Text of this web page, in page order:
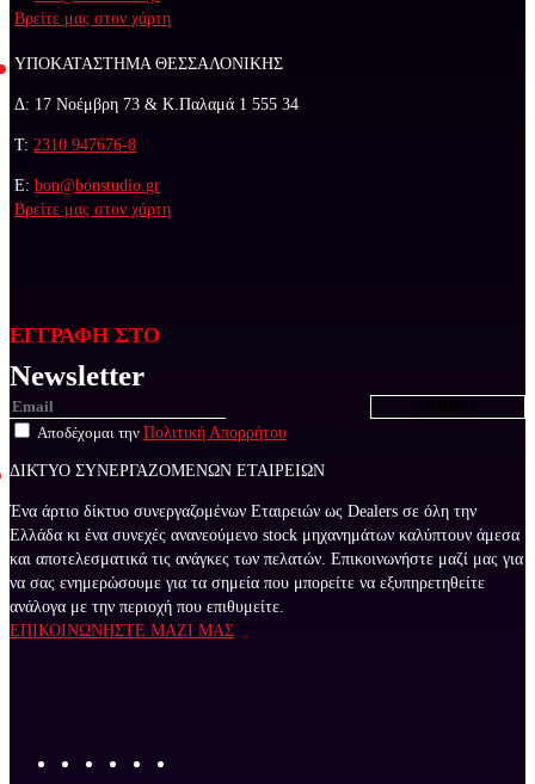
Βρείτε μας στον χάρτη
ΥΠΟΚΑΤΑΣΤΗΜΑ ΘΕΣΣΑΛΟΝΙΚΗΣ
Δ: 17 Νοέμβρη 73 & Κ.Παλαμά 1 555 34
Τ: 2310 947676-8
E:bon@bonstudio.gr
Βρείτε μας στον χάρτη
ΕΓΓΡΑΦΗ ΣΤΟ
Newsletter
Αποδέχομαι την Πολιτική Απορρήτου
ΔΙΚΤΥΟ ΣΥΝΕΡΓΑΖΟΜΕΝΩΝ ΕΤΑΙΡΕΙΩΝ
Ένα άρτιο δίκτυο συνεργαζομένων Εταιρειών ως Dealers σε όλη την
Ελλάδα κι ένα συνεχές ανανεούμενο stock μηχανημάτων καλύπτουν άμεσα
και αποτελεσματικά τις ανάγκες των πελατών. Επικοινωνήστε μαζί μας για
να σας ενημερώσουμε για τα σημεία που μπορείτε να εξυπηρετηθείτε
ανάλογα με την περιοχή που επιθυμείτε.
ΕΠΙΚΟΙΝΩΝΗΣΤΕ ΜΑΖΙ ΜΑΣ